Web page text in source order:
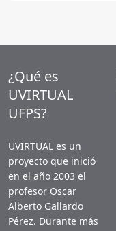
¿Qué es
UVIRTUAL
UFPS?
UVIRTUAL es un
proyecto que inició
en el año 2003 el
profesor Oscar
Alberto Gallardo
Pérez. Durante más